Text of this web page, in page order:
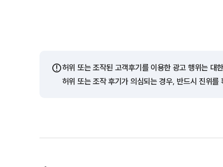
⚠️허위 또는 조작된 고객후기를 이용한 광고 행위는 대
허위 또는 조작 후기가 의심되는 경우, 반드시 진위